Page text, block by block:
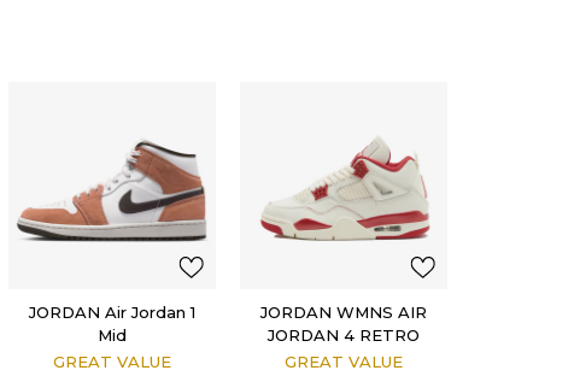
JORDAN Air Jordan 1
Mid
GREAT VALUE
JORDAN WMNS AIR
JORDAN 4 RETRO
GREAT VALUE